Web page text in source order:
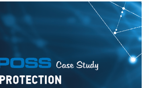
本語 (Japanese)
中文 (Chinese)
한국어 (Korean)
PУССКИЙ (Russian)
puede hacerlo ahora: ¡es gratis!
Haga clic aquí